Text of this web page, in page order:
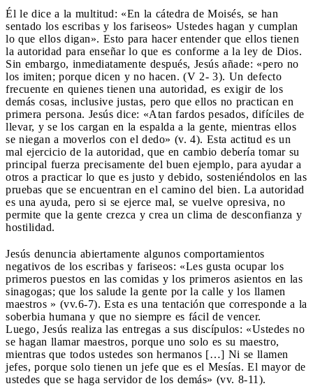
Él le dice a la multitud: «En la cátedra de Moisés, se han
sentado los escribas y los fariseos» Ustedes hagan y cumplan
lo que ellos digan». Esto para hacer entender que ellos tienen
la autoridad para enseñar lo que es conforme a la ley de Dios.
Sin embargo, inmediatamente después, Jesús añade: «pero no
los imiten; porque dicen y no hacen. (V 2- 3). Un defecto
frecuente en quienes tienen una autoridad, es exigir de los
demás cosas, inclusive justas, pero que ellos no practican en
primera persona. Jesús dice: «Atan fardos pesados, difíciles de
llevar, y se los cargan en la espalda a la gente, mientras ellos
se niegan a moverlos con el dedo» (v. 4). Esta actitud es un
mal ejercicio de la autoridad, que en cambio debería tomar su
principal fuerza precisamente del buen ejemplo, para ayudar a
otros a practicar lo que es justo y debido, sosteniéndolos en las
pruebas que se encuentran en el camino del bien. La autoridad
es una ayuda, pero si se ejerce mal, se vuelve opresiva, no
permite que la gente crezca y crea un clima de desconfianza y
hostilidad.
Jesús denuncia abiertamente algunos comportamientos
negativos de los escribas y fariseos: «Les gusta ocupar los
primeros puestos en las comidas y los primeros asientos en las
sinagogas; que los salude la gente por la calle y los llamen
maestros » (vv.6-7). Esta es una tentación que corresponde a la
soberbia humana y que no siempre es fácil de vencer.
Luego, Jesús realiza las entregas a sus discípulos: «Ustedes no
se hagan llamar maestros, porque uno solo es su maestro,
mientras que todos ustedes son hermanos […] Ni se llamen
jefes, porque solo tienen un jefe que es el Mesías. El mayor de
ustedes que se haga servidor de los demás» (vv. 8-11).